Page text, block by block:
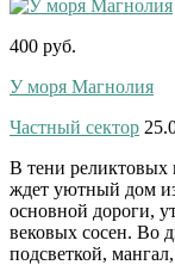
400 руб.
У моря Магнолия
Частный сектор
В тени реликтовых
ждет уютный дом
основной дороги,
вековых сосен. Во
подсветкой,